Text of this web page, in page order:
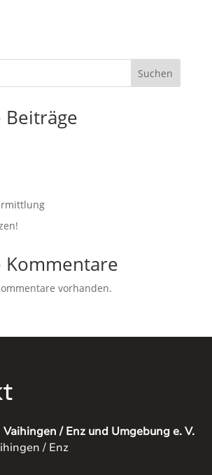
Suchen
Beiträge
Kommentare
vorhanden.
/ Enz und Umgebung e. V.
/ Enz